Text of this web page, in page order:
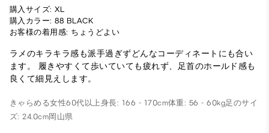
購入サイズ: XL
購入カラー: 88 BLACK
お客様の着用感: ちょうどよい
ラメのキラキラ感も派手過ぎずどんなコーディネートにも合い
ます。 履きやすくて歩いていても疲れず、足首のホールド感も
良くて細見えします。
きゃらめる女性60代以上身長: 166 - 170cm体重: 56 - 60kg足のサイ
ズ: 24.0cm岡山県